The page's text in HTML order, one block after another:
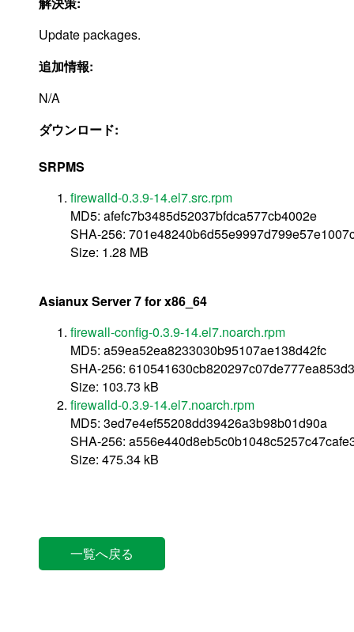
Update packages.
追加情報:
N/A
ダウンロード:
SRPMS
firewalld-0.3.9-14.el7.src.rpm
MD5: afefc7b3485d52037bfdca577cb4002e
SHA-256:
Size: 1.28 MB
Asianux Server 7 for x86_64
firewall-config-0.3.9-14.el7.noarch.rpm
MD5: a59ea52ea8233030b95107ae138d42fc
SHA-256:
Size: 103.73 kB
firewalld-0.3.9-14.el7.noarch.rpm
MD5: 3ed7e4ef55208dd39426a3b98b01d90a
SHA-256:
Size: 475.34 kB
一覧へ戻る